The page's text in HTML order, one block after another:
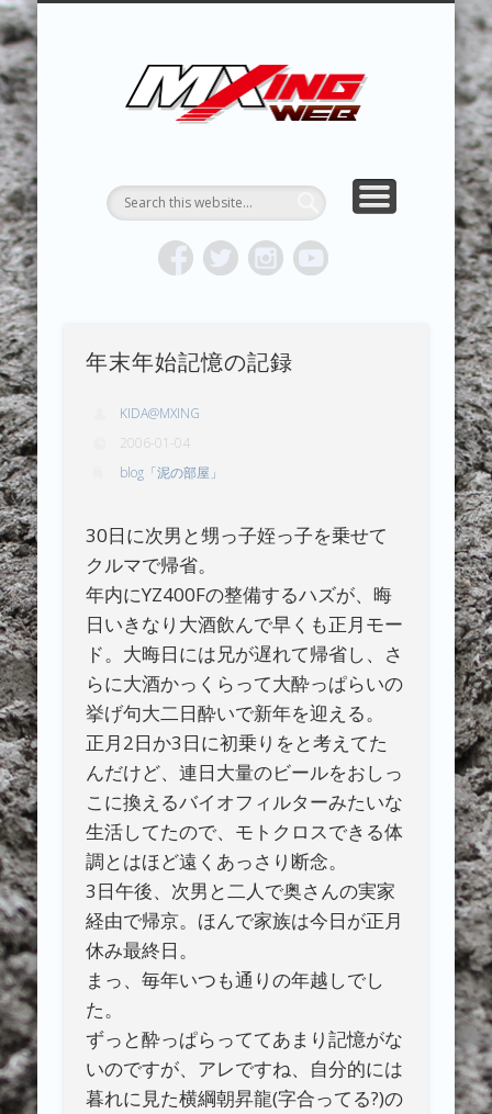
トク
HOME
TOPICS
ABOUT MX
RESULTS
REPORT
MXING & MXING＋PLUS
HYPER MXING
CONTACT
年末年始記憶の記録
KIDA@MXING
2006-01-04
blog「泥の部屋」
30日に次男と甥っ子姪っ子を乗せて
クルマで帰省。
年内にYZ400Fの整備するハズが、晦
日いきなり大酒飲んで早くも正月モー
ド。大晦日には兄が遅れて帰省し、さ
らに大酒かっくらって大酔っぱらいの
挙げ句大二日酔いで新年を迎える。
正月2日か3日に初乗りをと考えてた
んだけど、連日大量のビールをおしっ
こに換えるバイオフィルターみたいな
生活してたので、モトクロスできる体
調とはほど遠くあっさり断念。
3日午後、次男と二人で奥さんの実家
経由で帰京。ほんで家族は今日が正月
休み最終日。
まっ、毎年いつも通りの年越しでし
た。
ずっと酔っぱらっててあまり記憶がな
いのですが、アレですね、自分的には
暮れに見た横綱朝昇龍(字合ってる?)の